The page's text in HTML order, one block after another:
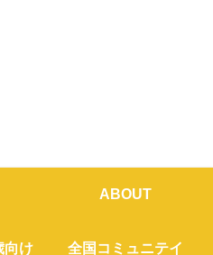
ABOUT
向け 全国コミュニテイ